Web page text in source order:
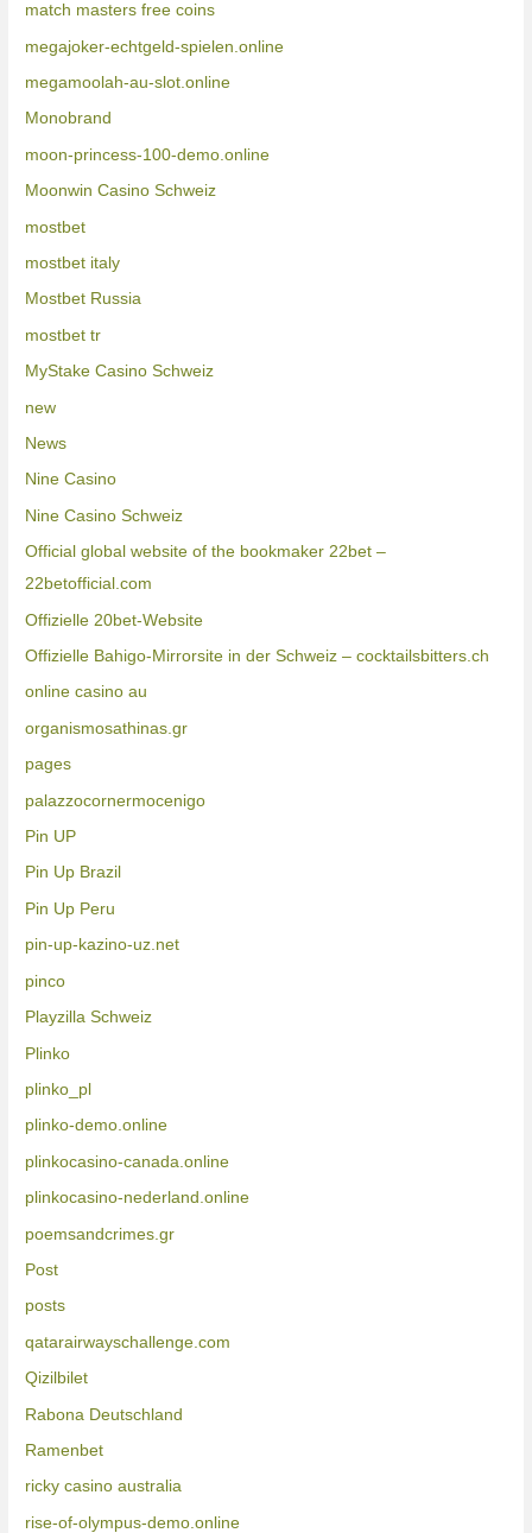
match masters free coins
megajoker-echtgeld-spielen.online
megamoolah-au-slot.online
Monobrand
moon-princess-100-demo.online
Moonwin Casino Schweiz
mostbet
mostbet italy
Mostbet Russia
mostbet tr
MyStake Casino Schweiz
new
News
Nine Casino
Nine Casino Schweiz
Official global website of the bookmaker 22bet –
22betofficial.com
Offizielle 20bet-Website
Offizielle Bahigo-Mirrorsite in der Schweiz – cocktailsbitters.ch
online casino au
organismosathinas.gr
pages
palazzocornermocenigo
Pin UP
Pin Up Brazil
Pin Up Peru
pin-up-kazino-uz.net
pinco
Playzilla Schweiz
Plinko
plinko_pl
plinko-demo.online
plinkocasino-canada.online
plinkocasino-nederland.online
poemsandcrimes.gr
Post
posts
qatarairwayschallenge.com
Qizilbilet
Rabona Deutschland
Ramenbet
ricky casino australia
rise-of-olympus-demo.online